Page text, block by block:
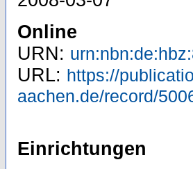
Online
URN:
URL: https://
aachen.de/record/
Einrichtungen